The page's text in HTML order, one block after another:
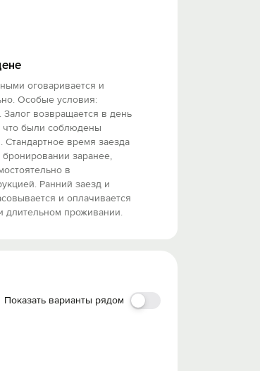
оговаривается и
Особые условия:
возвращается в день
что были соблюдены
Стандартное время заезда
заранее,
в
Ранний заезд и
и оплачивается
длительном проживании.
Показать варианты рядом